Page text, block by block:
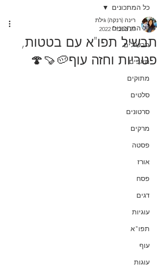
כל המתכונים
תבשילים
מאפים
מתוקים
סלטים
סרטונים
מרקים
פסטה
אורז
פסח
דגים
עוגיות
תפו"א
עוף
עוגות
כל המתכונים
תבשיל תפו"א עם בטטות,
פטריות וחזה עוף🥔🍠🍄
רינה (רנקה) גילת
27 בפבר׳ 2022